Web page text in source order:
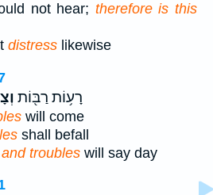
not hear; therefore is this
distress likewise
רָע֥וֹת רַבּ֖וֹת
will come
shall befall
and troubles will say day